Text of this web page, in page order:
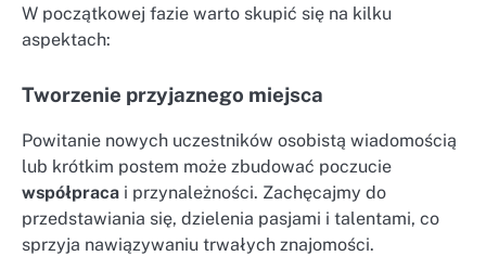
W początkowej fazie warto skupić się na kilku
aspektach:
Tworzenie przyjaznego miejsca
Powitanie nowych uczestników osobistą wiadomością
lub krótkim postem może zbudować poczucie
współpraca i przynależności. Zachęcajmy do
przedstawiania się, dzielenia pasjami i talentami, co
sprzyja nawiązywaniu trwałych znajomości.